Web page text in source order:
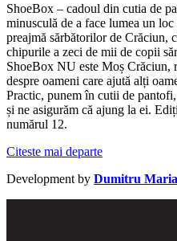
ShoeBox – cadoul din cutia de
minusculă de a face lumea un
preajmă sărbătorilor de Crăciun,
chipurile a zeci de mii de copii
ShoeBox NU este Moș Crăciun,
despre oameni care ajută alți
Practic, punem în cutii de
și ne asigurăm că ajung la ei.
numărul 12.
Citeste mai departe
Development by Dumitru